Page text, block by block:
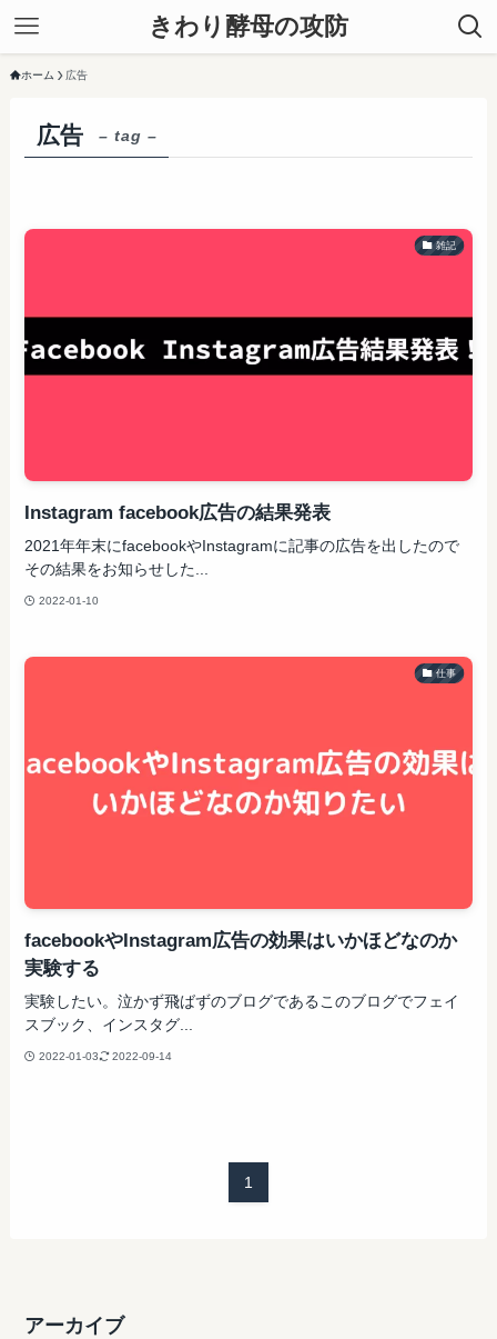
きわり酵母の攻防
ホーム 広告
広告 – tag –
雑記
Instagram facebook広告の結果発表
2021年年末にfacebookやInstagramに記事の広告を出したので
その結果をお知らせした...
2022-01-10
仕事
facebookやInstagram広告の効果はいかほどなのか
実験する
実験したい。泣かず飛ばずのブログであるこのブログでフェイ
スブック、インスタグ...
2022-01-03 2022-09-14
1
アーカイブ